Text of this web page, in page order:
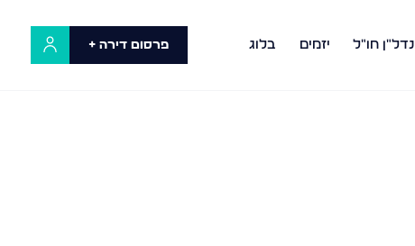
נדל"ן חו"ל יזמים בלוג פרסום דירה +